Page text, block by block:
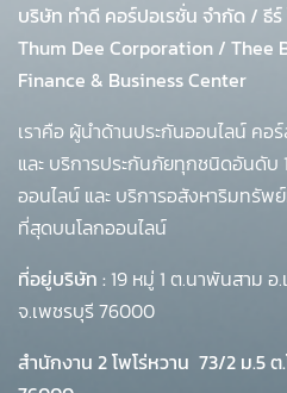
บริษัท ทำดี คอร์ปอเรชั่น จำกัด / ธี
Thum Dee Corporation / Thee
Finance & Business Center
เราคือ ผู้นำด้านประกันออนไลน์ คอ
และ บริการประกันภัยทุกชนิดอันดับ 1
ออนไลน์ และ บริการอสังหาริมทรัพ
ที่สุดบนโลกออนไลน์
ที่อยู่บริษัท : 19 หมู่ 1 ต.นาพันสาม อ.
จ.เพชรบุรี 76000
สำนักงาน 2 โพโร่หวาน 73/2 ม.5 ต